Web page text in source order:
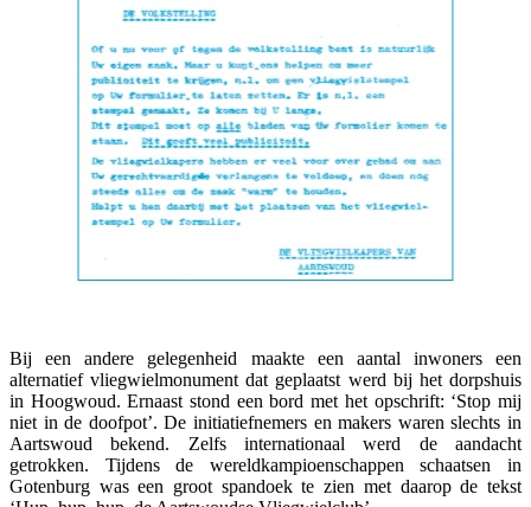
Bij een andere gelegenheid maakte een aantal inwoners een
alternatief vliegwielmonument dat geplaatst werd bij het dorpshuis
in Hoogwoud. Ernaast stond een bord met het opschrift: ‘Stop mij
niet in de doofpot’. De initiatiefnemers en makers waren slechts in
Aartswoud bekend. Zelfs internationaal werd de aandacht
getrokken. Tijdens de wereldkampioenschappen schaatsen in
Gotenburg was een groot spandoek te zien met daarop de tekst